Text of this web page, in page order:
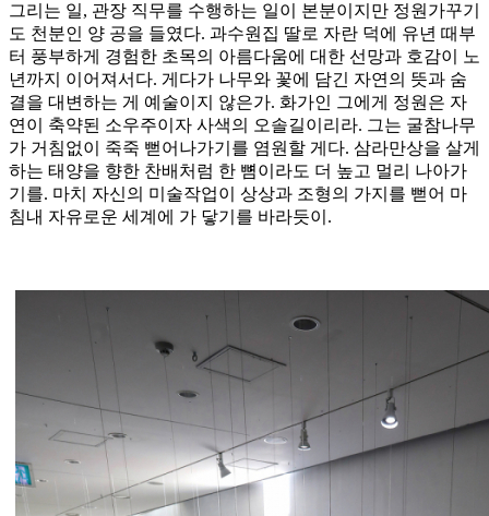
그리는 일, 관장 직무를 수행하는 일이 본분이지만 정원가꾸기
도 천분인 양 공을 들였다. 과수원집 딸로 자란 덕에 유년 때부
터 풍부하게 경험한 초목의 아름다움에 대한 선망과 호감이 노
년까지 이어져서다. 게다가 나무와 꽃에 담긴 자연의 뜻과 숨
결을 대변하는 게 예술이지 않은가. 화가인 그에게 정원은 자
연이 축약된 소우주이자 사색의 오솔길이리라. 그는 굴참나무
가 거침없이 죽죽 뻗어나가기를 염원할 게다. 삼라만상을 살게
하는 태양을 향한 찬배처럼 한 뼘이라도 더 높고 멀리 나아가
기를. 마치 자신의 미술작업이 상상과 조형의 가지를 뻗어 마
침내 자유로운 세계에 가 닿기를 바라듯이.